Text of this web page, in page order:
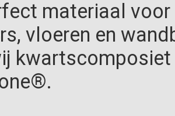
materiaal
vloeren en